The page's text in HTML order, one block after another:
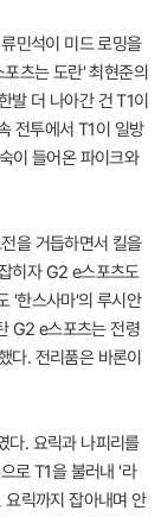
민석이 미드 로밍을
츠는 도란' 최현준의
발 더 나아간 건 T1이
전투에서 T1이 일방
이 들어온 파이크와
을 거듭하면서 킬을
히자 G2 e스포츠도
'한스사마'의 루시안
G2 e스포츠는 전령
다. 전리품은 바론이
다. 요릭과 나피리를
로 T1을 불러내 '라
릭까지 잡아내며 안